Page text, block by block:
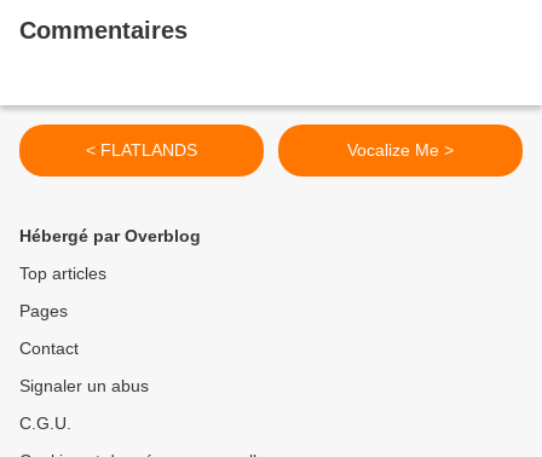
Commentaires
< FLATLANDS Vocalize Me >
Hébergé par Overblog
Top articles
Pages
Contact
Signaler un abus
C.G.U.